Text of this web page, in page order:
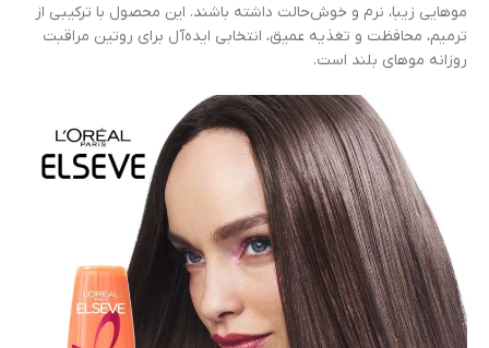
موهایی زیبا، نرم و خوش‌حالت داشته باشند. این محصول با ترکیبی از
ترمیم، محافظت و تغذیه عمیق، انتخابی ایده‌آل برای روتین مراقبت
روزانه موهای بلند است.